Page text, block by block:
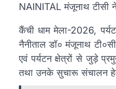
NAINITAL मंजूनाथ टीसी
कैंची धाम मेला-2026,
नैनीताल डॉ० मंजूनाथ
एवं पर्यटन क्षेत्रों से जुड़े
तथा उनके सुचारू संचालन